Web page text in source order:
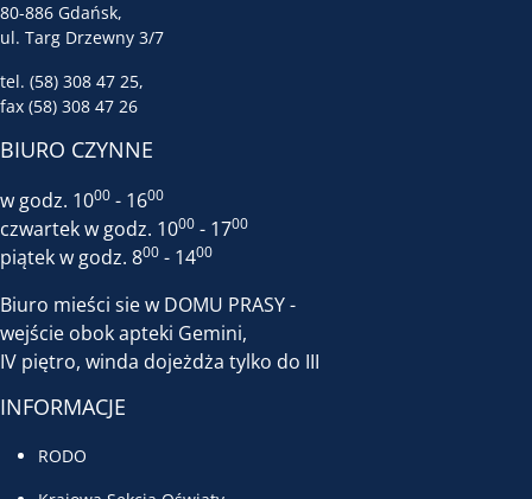
80-886 Gdańsk,
ul. Targ Drzewny 3/7
tel. (58) 308 47 25,
fax (58) 308 47 26
BIURO CZYNNE
w godz. 1000 - 1600
czwartek w godz. 1000 - 1700
piątek w godz. 800 - 1400
Biuro mieści sie w DOMU PRASY -
wejście obok apteki Gemini,
IV piętro, winda dojeżdża tylko do III
INFORMACJE
RODO